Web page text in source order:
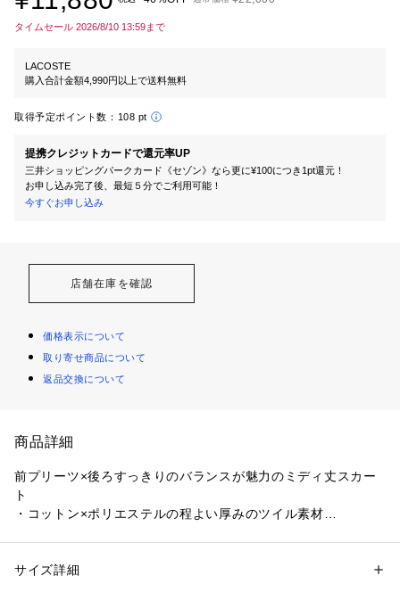
タイムセール 2026/8/10 13:59まで
LACOSTE
購入合計金額4,990円以上で送料無料
取得予定ポイント数： 108 pt
提携クレジットカードで還元率UP
三井ショッピングパークカード《セゾン》なら更に¥100につき1pt還元！
お申し込み完了後、最短５分でご利用可能！
今すぐお申し込み
店舗在庫を確認
価格表示について
取り寄せ商品について
返品交換について
商品詳細
前プリーツ×後ろすっきりのバランスが魅力のミディ丈スカー
ト
・コットン×ポリエステルの程よい厚みのツイル素材
・前面にプリーツ、背面は無地仕立てのすっきりとしたシルエ
性別：レディース
サイズ詳細